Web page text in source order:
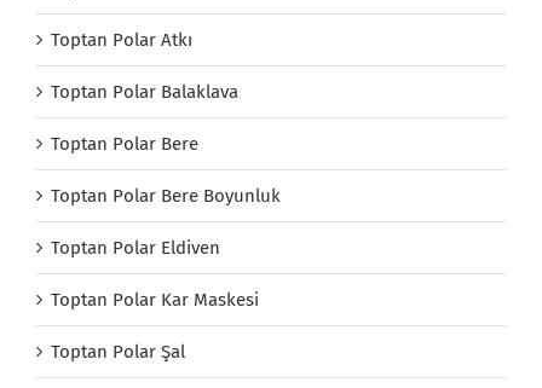
Toptan Polar Atkı
Toptan Polar Balaklava
Toptan Polar Bere
Toptan Polar Bere Boyunluk
Toptan Polar Eldiven
Toptan Polar Kar Maskesi
Toptan Polar Şal